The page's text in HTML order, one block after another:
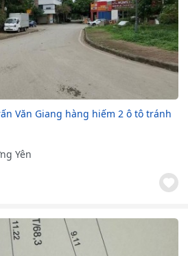
Văn Giang hàng hiếm 2 ô tô tránh
Yên